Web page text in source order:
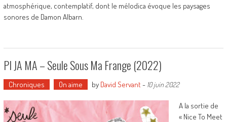
atmosphérique, contemplatif, dont le mélodica évoque les paysages
sonores de Damon Albarn.
PI JA MA – Seule Sous Ma Frange (2022)
Chroniques On aime by David Servant- 10 juin 2022
A la sortie de
« Nice To Meet